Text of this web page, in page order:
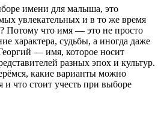
имени для малыша, это
увлекательных и в то же время
Потому что имя — это не просто
характера, судьбы, а иногда даже
— имя, которое носит
разных эпох и культур.
какие варианты можно
и что стоит учесть при выборе